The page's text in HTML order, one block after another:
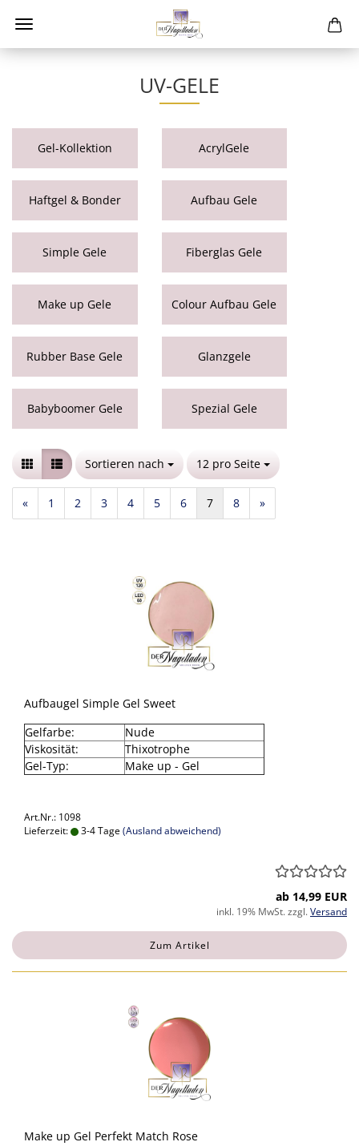
UV-GELE
Gel-Kollektion AcrylGele
Haftgel & Bonder Aufbau Gele
Simple Gele Fiberglas Gele
Make up Gele Colour Aufbau Gele
Rubber Base Gele Glanzgele
Babyboomer Gele Spezial Gele
Sortieren nach
Sortieren nach 12 pro Seite
pro Seite
« 1 2 3 4 5 6 7 8 »
Aufbaugel Simple Gel Sweet
Gelfarbe:
Nude
Viskosität:
Thixotrophe
Gel-Typ:
Make up - Gel
Art.Nr.: 1098
Lieferzeit:
3-4 Tage(Ausland abweichend)
ab 14,99 EUR
inkl. 19% MwSt. zzgl.Versand
Zum Artikel
Make up Gel Perfekt Match Rose